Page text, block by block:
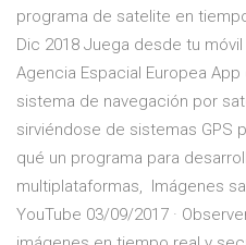
programa de satelite en
Dic 2018 Juega desde tu
Agencia Espacial Europea
sistema de navegación por
sirviéndose de sistemas GPS
qué un programa para
multiplataformas, Imágenes
YouTube 03/09/2017 ·